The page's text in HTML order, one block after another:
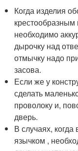
Когда изделия
необходимо
дырочку над
отмычку надо
засова.
Если же у
сделать
проволоку и,
дверь.
В случаях,
язычком ,